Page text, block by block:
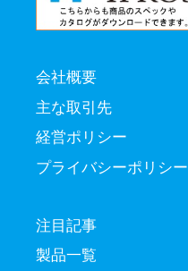
会社概要
主な取引先
経営ポリシー
プライバシーポリシー
注目記事
製品一覧